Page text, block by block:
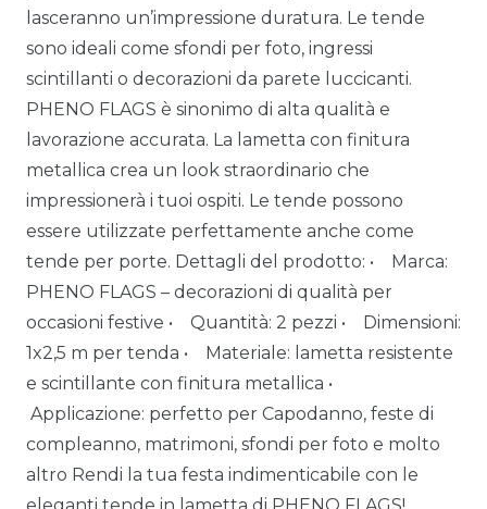
lasceranno un’impressione duratura. Le tende
sono ideali come sfondi per foto, ingressi
scintillanti o decorazioni da parete luccicanti.
PHENO FLAGS è sinonimo di alta qualità e
lavorazione accurata. La lametta con finitura
metallica crea un look straordinario che
impressionerà i tuoi ospiti. Le tende possono
essere utilizzate perfettamente anche come
tende per porte. Dettagli del prodotto: • Marca:
PHENO FLAGS – decorazioni di qualità per
occasioni festive • Quantità: 2 pezzi • Dimensioni:
1x2,5 m per tenda • Materiale: lametta resistente
e scintillante con finitura metallica •
Applicazione: perfetto per Capodanno, feste di
compleanno, matrimoni, sfondi per foto e molto
altro Rendi la tua festa indimenticabile con le